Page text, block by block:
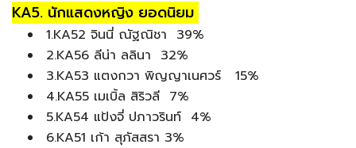
KA5. นักแสดงหญิง ยอดนิยม
1.KA52 จินนี่ ณัฐณิชา 39%
2.KA56 ลีน่า ลลินา 32%
3.KA53 แตงกวา พิญญาเนศวร์ 15%
4.KA55 เมเบิ้ล สิริวลี 7%
5.KA54 แป้งจี่ ปภาวรินท์ 4%
6.KA51 เก้า สุภัสสรา 3%